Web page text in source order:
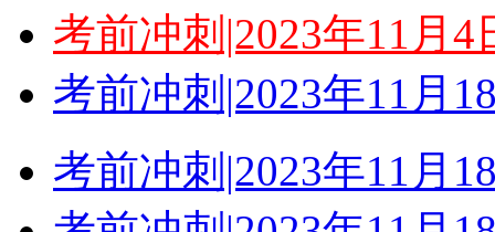
考前冲刺|2023年11月
考前冲刺|2023年11月
考前冲刺|2023年11月